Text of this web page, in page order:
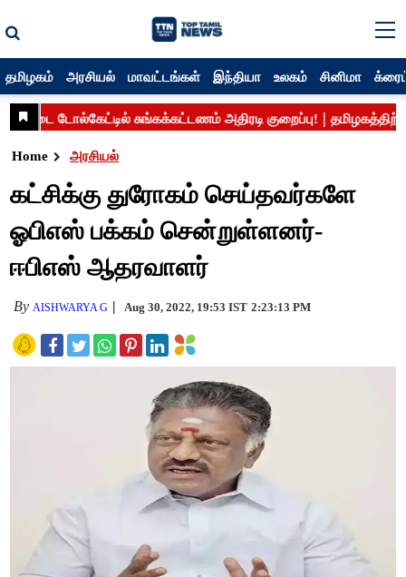
தமிழகம் அரசியல் மாவட்டங்கள் இந்தியா உலகம் சினிமா
Home அரசியல்
கட்சிக்கு துரோகம் செய்தவர்களே
ஓபிஎஸ் பக்கம் சென்றுள்ளனர்-
ஈபிஎஸ் ஆதரவாளர்
By AISHWARYA G Aug 30, 2022, 19:53 IST 2:23:13 PM